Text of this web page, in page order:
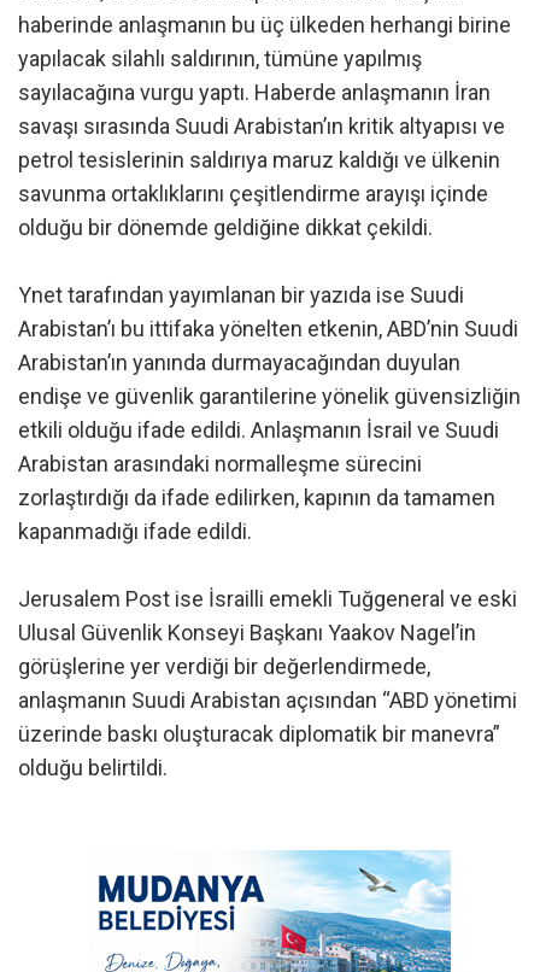
haberinde anlaşmanın bu üç ülkeden herhangi birine
yapılacak silahlı saldırının, tümüne yapılmış
sayılacağına vurgu yaptı. Haberde anlaşmanın İran
savaşı sırasında Suudi Arabistan’ın kritik altyapısı ve
petrol tesislerinin saldırıya maruz kaldığı ve ülkenin
savunma ortaklıklarını çeşitlendirme arayışı içinde
olduğu bir dönemde geldiğine dikkat çekildi.
Ynet tarafından yayımlanan bir yazıda ise Suudi
Arabistan’ı bu ittifaka yönelten etkenin, ABD’nin Suudi
Arabistan’ın yanında durmayacağından duyulan
endişe ve güvenlik garantilerine yönelik güvensizliğin
etkili olduğu ifade edildi. Anlaşmanın İsrail ve Suudi
Arabistan arasındaki normalleşme sürecini
zorlaştırdığı da ifade edilirken, kapının da tamamen
kapanmadığı ifade edildi.
Jerusalem Post ise İsrailli emekli Tuğgeneral ve eski
Ulusal Güvenlik Konseyi Başkanı Yaakov Nagel’in
görüşlerine yer verdiği bir değerlendirmede,
anlaşmanın Suudi Arabistan açısından “ABD yönetimi
üzerinde baskı oluşturacak diplomatik bir manevra”
olduğu belirtildi.